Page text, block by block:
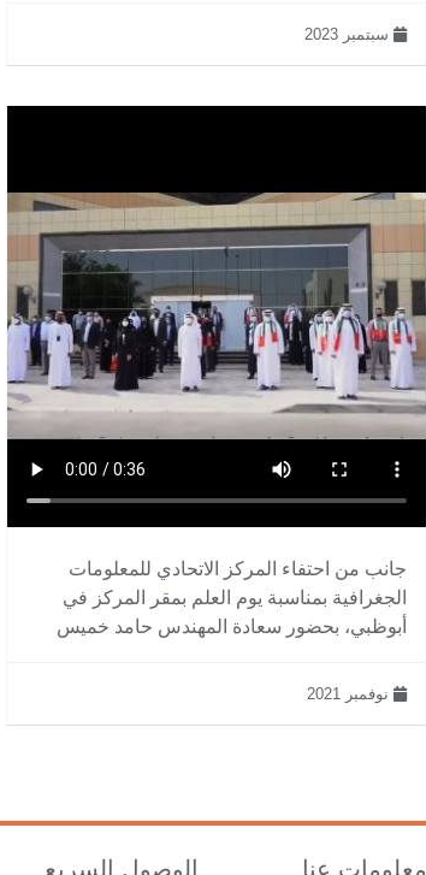
سبتمبر 2023
جانب من احتفاء المركز الاتحادي للمعلومات
الجغرافية بمناسبة يوم العلم بمقر المركز في
أبوظبي، بحضور سعادة المهندس حامد خميس
نوفمبر 2021
معلومات عنا الوصول السريع